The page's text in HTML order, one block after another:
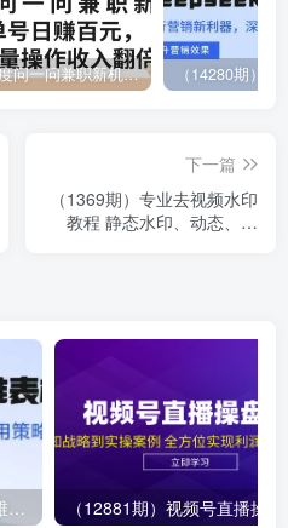
百度问一问兼职新机遇，单号日赚百元，批量操作收入翻倍
下一篇
（1369期）专业去视频水印
教程 静态水印、动态、文
（14280期）Deepseek+多维表格，银行营销新利器，深度解析应用策略，提升营销效果